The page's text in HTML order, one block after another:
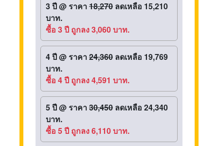
3 ปี@ ราคา18,270 ลดเหลือ 15,210
บาท.
ซื้อ 3 ปี ถูกลง 3,060 บาท.
4 ปี@ ราคา24,360 ลดเหลือ 19,769
บาท.
ซื้อ 4 ปี ถูกลง 4,591 บาท.
5 ปี@ ราคา30,450 ลดเหลือ 24,340
บาท.
ซื้อ 5 ปี ถูกลง 6,110 บาท.